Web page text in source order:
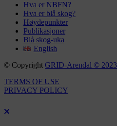
Hva er NBFN?
Hva er blå skog?
Høydepunkter
Publikasjoner
Blå skog-uka
English
© Copyright GRID-Arendal © 2023
TERMS OF USE
PRIVACY POLICY